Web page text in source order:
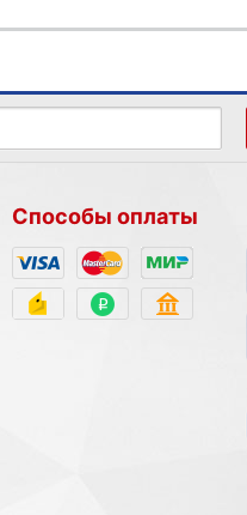
Способы оплаты